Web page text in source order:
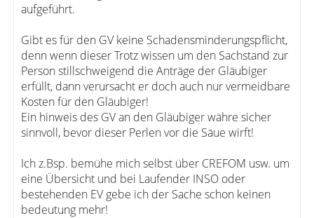
aufgeführt.
Gibt es für den GV keine Schadensminderungspflicht,
denn wenn dieser Trotz wissen um den Sachstand zur
Person stillschweigend die Anträge der Gläubiger
erfüllt, dann verursacht er doch auch nur vermeidbare
Kosten für den Gläubiger!
Ein hinweis des GV an den Gläubiger währe sicher
sinnvoll, bevor dieser Perlen vor die Säue wirft!
Ich z.Bsp. bemühe mich selbst über CREFOM usw. um
eine Übersicht und bei Laufender INSO oder
bestehenden EV gebe ich der Sache schon keinen
bedeutung mehr!